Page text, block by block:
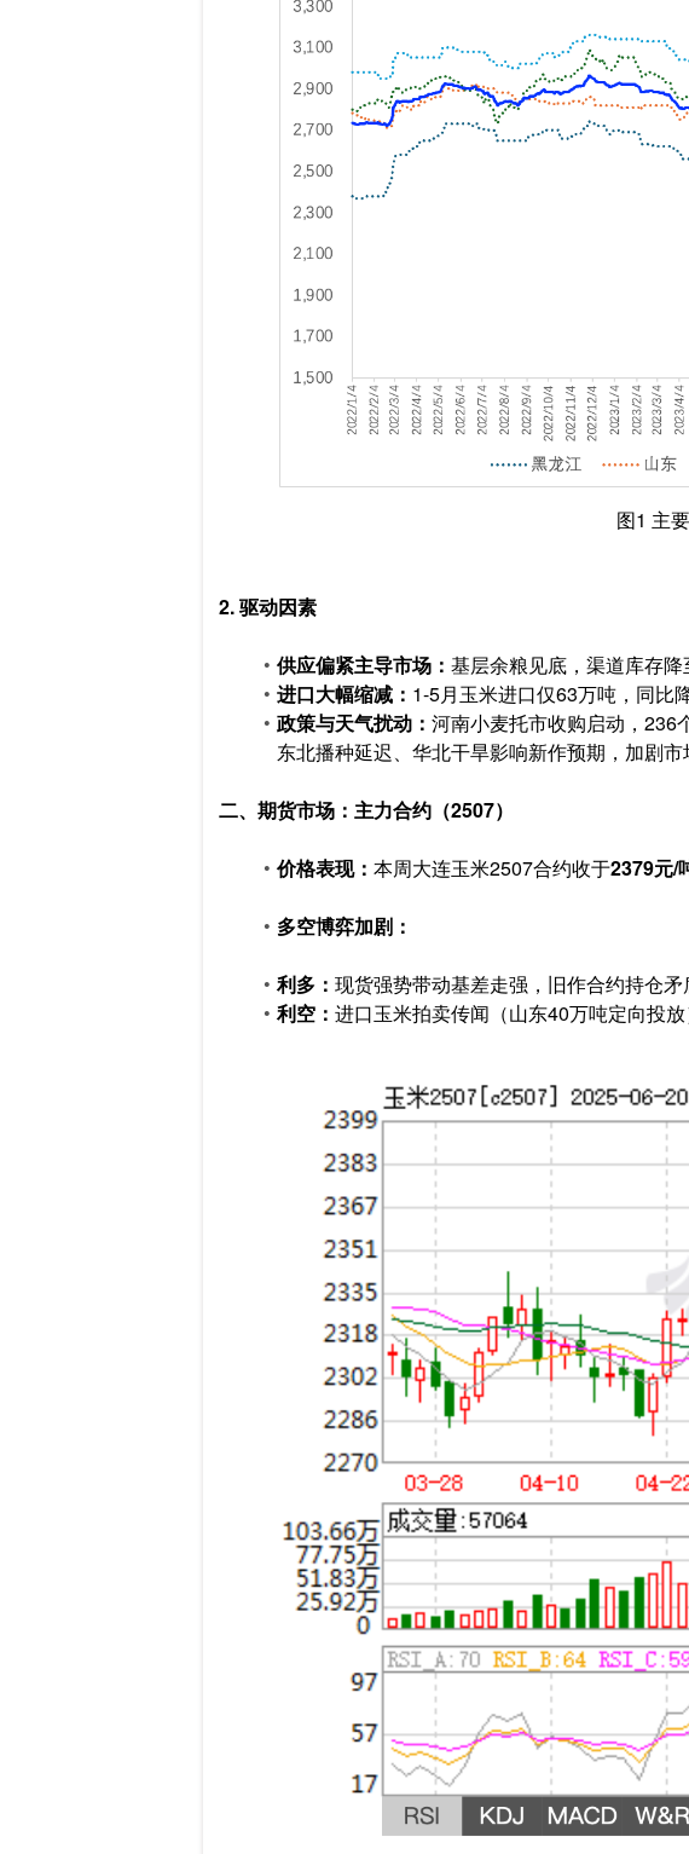
图1 主
2. 驱动因素
供应偏紧主导市场： 基层余粮见底，渠道库存
进口大幅缩减： 1-5月玉米进口仅63万吨，同比
政策与天气扰动： 河南小麦托市收购启动，236
东北播种延迟、华北干旱影响新作预期，加剧市
二、期货市场：主力合约（2507）
价格表现： 本周大连玉米2507合约收于2379元/
多空博弈加剧：
利多： 现货强势带动基差走强，旧作合约持仓矛
利空： 进口玉米拍卖传闻（山东40万吨定向投